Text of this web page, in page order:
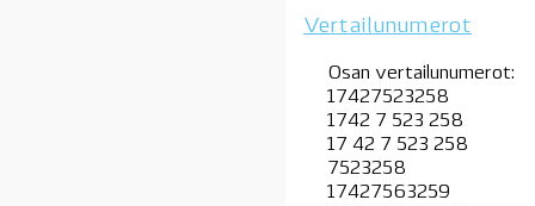
Vertailunumerot
Osan vertailunumerot:
17427523258
1742 7 523 258
17 42 7 523 258
7523258
17427563259